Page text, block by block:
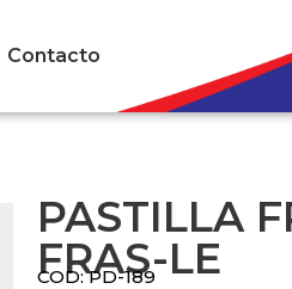
Contacto
PASTILLA
FRAS-LE
COD: PD-189